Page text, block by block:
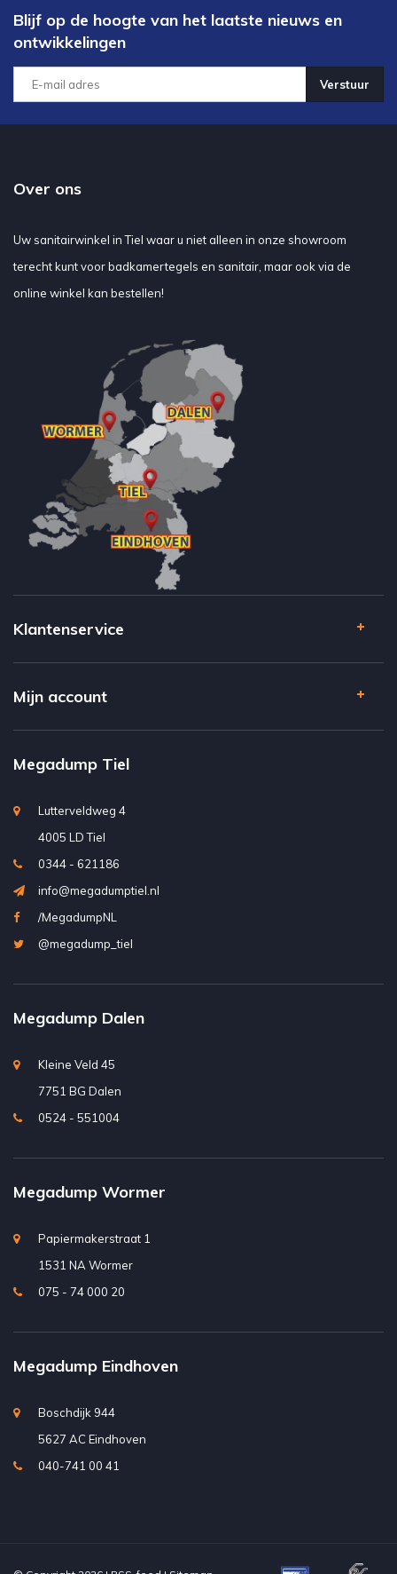
Blijf op de hoogte van het laatste nieuws en
ontwikkelingen
Verstuur
Over ons
Uw sanitairwinkel in Tiel waar u niet alleen in onze showroom
terecht kunt voor badkamertegels en sanitair, maar ook via de
online winkel kan bestellen!
Klantenservice
Mijn account
Megadump Tiel
Lutterveldweg 4
4005 LD Tiel
0344 - 621186
info@megadumptiel.nl
/MegadumpNL
@megadump_tiel
Megadump Dalen
Kleine Veld 45
7751 BG Dalen
0524 - 551004
Megadump Wormer
Papiermakerstraat 1
1531 NA Wormer
075 - 74 000 20
Megadump Eindhoven
Boschdijk 944
5627 AC Eindhoven
040-741 00 41